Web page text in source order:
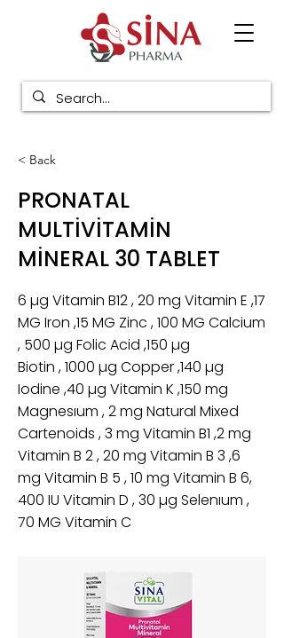
< Back
PRONATAL
MULTİVİTAMİN
MİNERAL 30 TABLET
6 µg Vitamin B12 , 20 mg Vitamin E ,17
MG Iron ,15 MG Zinc , 100 MG Calcium
, 500 µg Folic Acid ,150 µg
Biotin , 1000 µg Copper ,140 µg
Iodine ,40 µg Vitamin K ,150 mg
Magnesıum , 2 mg Natural Mixed
Cartenoids , 3 mg Vitamin B1 ,2 mg
Vitamin B 2 , 20 mg Vitamin B 3 ,6
mg Vitamin B 5 , 10 mg Vitamin B 6,
400 IU Vitamin D , 30 µg Selenıum ,
70 MG Vitamin C